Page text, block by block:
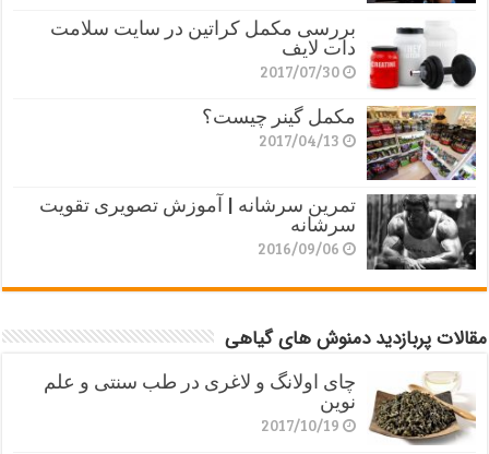
بررسی مکمل کراتین در سایت سلامت
دات لایف
2017/07/30
مکمل گینر چیست؟
2017/04/13
تمرین سرشانه | آموزش تصویری تقویت
سرشانه
2016/09/06
مقالات پربازدید دمنوش های گیاهی
چای اولانگ و لاغری در طب سنتی و علم
نوین
2017/10/19